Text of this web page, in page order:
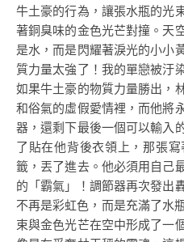
牛土豪的行為，讓張水瓶的光
著銅臭味的金色光芒對撞。天
是水，而是閃耀著淚光的小小
質力量太強了！我的單戀被汙
如果牛土豪的物質力量勝出，
和俗氣的虛假愛情裡，而他將
器，還剩下最後一個可以輸入
了貼在他背後衣領上，那張
籤，丟了進去。他必須用自己
的「霸氣」！調節器再次發出
不再是彩虹色，而是充滿了水
束與金色光芒在空中形成了一